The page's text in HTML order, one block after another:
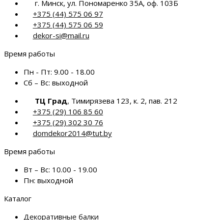
г. Минск, ул. Пономаренко 35А, оф. 103Б
+375 (44) 575 06 97
+375 (44) 575 06 59
dekor-si@mail.ru
Время работы
Пн - Пт: 9.00 - 18.00
Сб – Вс: выходной
ТЦ Град, Тимирязева 123, к. 2, пав. 212
+375 (29) 106 85 60
+375 (29) 302 30 76
domdekor2014@tut.by
Время работы
Вт – Вс: 10.00 - 19.00
Пн: выходной
Каталог
Декоративные балки